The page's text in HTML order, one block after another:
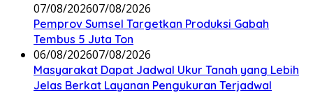
07/08/202607/08/2026
Pemprov Sumsel Targetkan Produksi Gabah
Tembus 5 Juta Ton
06/08/202607/08/2026
Masyarakat Dapat Jadwal Ukur Tanah yang Lebih
Jelas Berkat Layanan Pengukuran Terjadwal